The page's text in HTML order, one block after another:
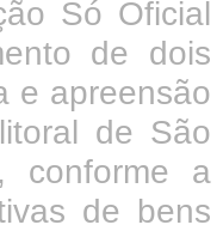
Só Oficial
de dois
e apreensão
de São
conforme a
de bens